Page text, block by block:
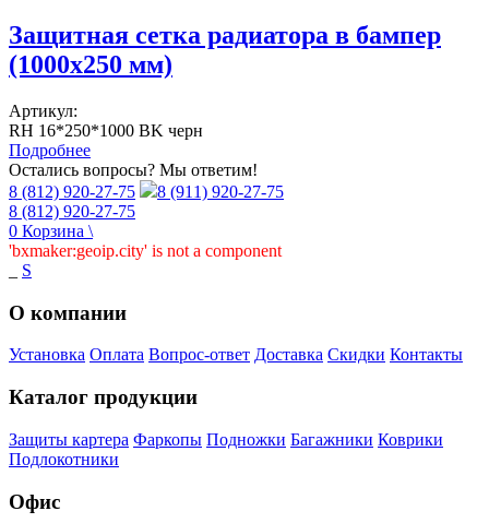
Защитная сетка радиатора в бампер
(1000х250 мм)
Артикул:
RH 16*250*1000 BK черн
Подробнее
Остались вопросы? Мы ответим!
8 (812) 920-27-75
8 (911) 920-27-75
8 (812) 920-27-75
0 Корзина \
'bxmaker:geoip.city' is not a component
S
О компании
Установка Оплата Вопрос-ответ Доставка Скидки Контакты
Каталог продукции
Защиты картера Фаркопы Подножки Багажники Коврики
Подлокотники
Офис